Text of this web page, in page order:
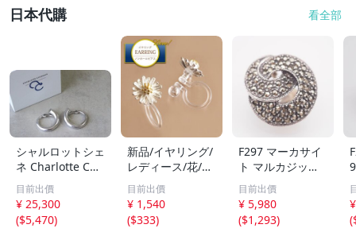
日本代購 看全部
シャルロットシェ
ネ Charlotte Che
snais Monie Lar
ge Earrings イヤ
リング シルバー
925 H709/T2
目前出價
¥ 25,300
($5,470)
新品/イヤリング/
レディース/花/小
ぶり/大人可愛い/
白デイジー/花言
葉 無邪気/シルバ
ー925コーティン
目前出價
¥ 1,540
($333)
F297 マーカサイ
ト マルカジット
925刻印 イヤリン
グ 片耳のみ デザ
イン シルバー ヴ
ィンテージ
目前出價
¥ 5,980
($1,293)
(